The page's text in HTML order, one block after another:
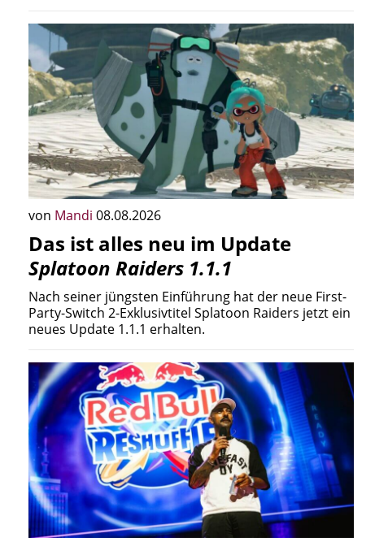
von Mandi 08.08.2026
Das ist alles neu im Update
Splatoon Raiders 1.1.1
Nach seiner jüngsten Einführung hat der neue First-
Party-Switch 2-Exklusivtitel Splatoon Raiders jetzt ein
neues Update 1.1.1 erhalten.